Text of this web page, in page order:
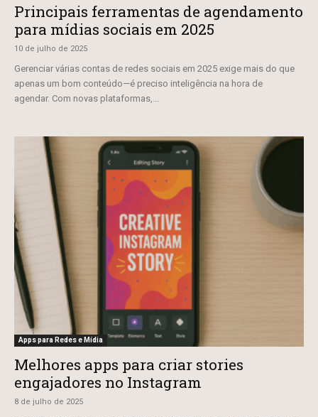
Principais ferramentas de agendamento
para mídias sociais em 2025
10 de julho de 2025
Gerenciar várias contas de redes sociais em 2025 exige mais do que
apenas um bom conteúdo—é preciso inteligência na hora de
agendar. Com novas plataformas,...
Apps para Redes e Mídia
Melhores apps para criar stories
engajadores no Instagram
8 de julho de 2025